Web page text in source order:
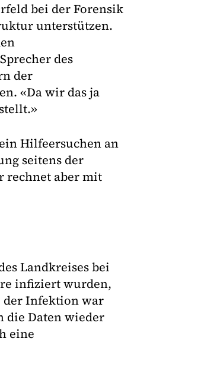
bei der Forensik
unterstützen.
des
der
«Da wir das ja
Hilfeersuchen an
seitens der
rechnet aber mit
Landkreises bei
infiziert wurden,
der Infektion war
die Daten wieder
eine